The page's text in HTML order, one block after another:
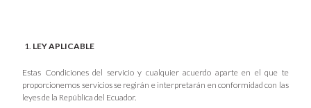
LEY APLICABLE
Estas Condiciones del servicio y cualquier acuerdo aparte en el que te
proporcionemos servicios se regirán e interpretarán en conformidad con las
leyes de la República del Ecuador.